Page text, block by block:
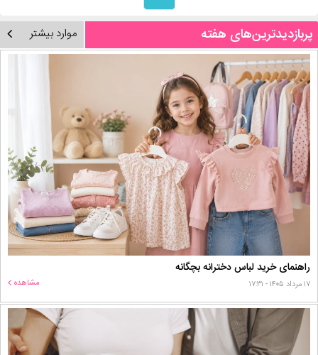
پربازدیدترین‌های هفته موارد بیشتر
راهنمای خرید لباس دخترانه بچگانه
۱۷ مرداد ۱۴۰۵ - ۱۷:۳۱ مشاهده